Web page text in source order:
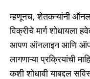
म्हणूनच, शेतकऱ्यांनी
विक्रीचे मार्ग शोधायला
आपण ऑनलाइन आणि
लागणाऱ्या प्रक्रियांची
कशी शोधावी याबद्दल